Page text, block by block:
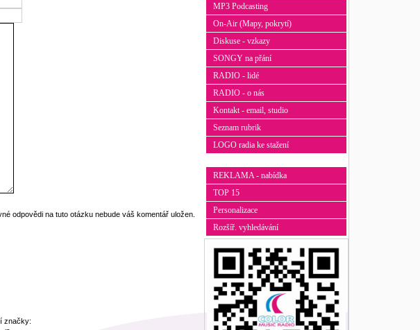
odpovědi na tuto otázku nebude váš komentář uložen.
značky:
MP3 Podcasting
On-Air (Mapy, pokrytí)
Diskuse - vzkazy
SONGY na přání
RADIO - lidé
RADIO - o nás
Kontakt - email, studio
Seznam rubrik
LOGO radia ke stažení
REKLAMA - nabídka
TOP 15
Personalizace
Rozšíř. vyhledávání